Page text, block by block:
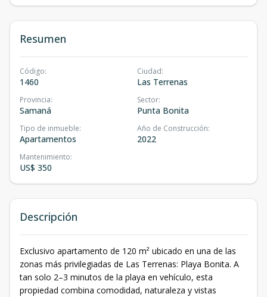
Resumen
Código:
1460
Ciudad:
Las Terrenas
Provincia:
Samaná
Sector:
Punta Bonita
Tipo de inmueble:
Apartamentos
Año de Construcción:
2022
Mantenimiento:
US$ 350
Descripción
Exclusivo apartamento de 120 m² ubicado en una de las
zonas más privilegiadas de Las Terrenas: Playa Bonita. A
tan solo 2–3 minutos de la playa en vehículo, esta
propiedad combina comodidad, naturaleza y vistas